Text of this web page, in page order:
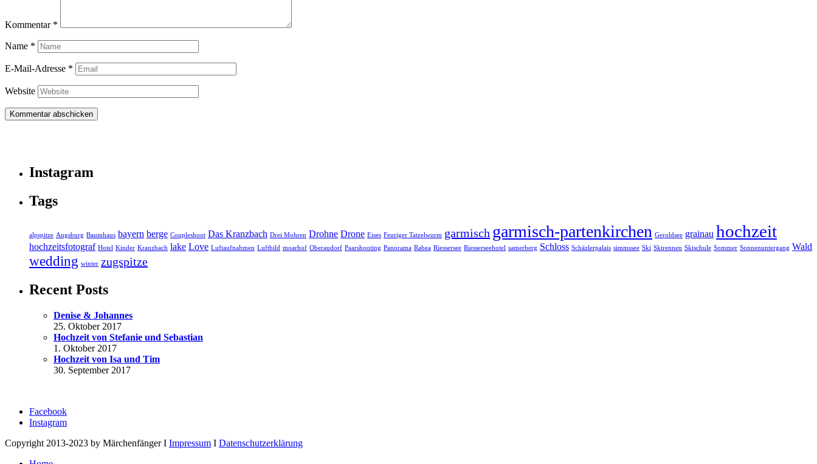
Kommentar *
Name *
E-Mail-Adresse *
Website
Instagram
Tags
alpspitze Augsburg Baumhaus bayern berge Coupleshoot Das Kranzbach Drei Mohren Drohne Drone Eises Feuriger Tatzelwurm garmisch garmisch-partenkirchen Geroldsee grainau hochzeit
hochzeitsfotograf Hotel Kinder Kranzbach lake Love Luftaufnahmen Luftbild moarhof Oberaudorf Paarshooting Panorama Rabea Riessersee Riesserseehotel samerberg Schloss Schäzlerpalais simmssee Ski Skirennen Skischule Sommer Sonnenuntergang Wald
wedding winter zugspitze
Recent Posts
Denise & Johannes
25. Oktober 2017
Hochzeit von Stefanie und Sebastian
1. Oktober 2017
Hochzeit von Isa und Tim
30. September 2017
Facebook
Instagram
Copyright 2013-2023 by Märchenfänger I Impressum I Datenschutzerklärung